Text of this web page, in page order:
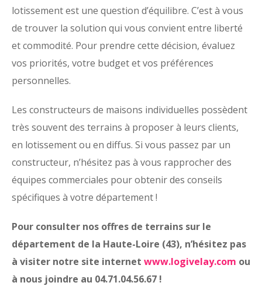
lotissement est une question d’équilibre. C’est à vous
de trouver la solution qui vous convient entre liberté
et commodité. Pour prendre cette décision, évaluez
vos priorités, votre budget et vos préférences
personnelles.
Les constructeurs de maisons individuelles possèdent
très souvent des terrains à proposer à leurs clients,
en lotissement ou en diffus. Si vous passez par un
constructeur, n’hésitez pas à vous rapprocher des
équipes commerciales pour obtenir des conseils
spécifiques à votre département !
Pour consulter nos offres de terrains sur le
département de la Haute-Loire (43), n’hésitez pas
à visiter notre site internet www.logivelay.com ou
à nous joindre au 04.71.04.56.67 !